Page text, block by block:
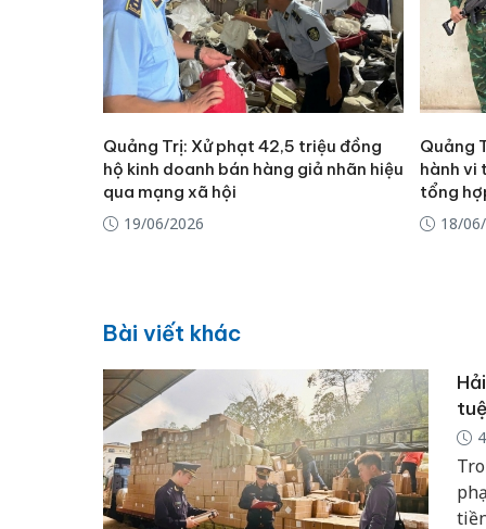
Quảng Trị: Xử phạt 42,5 triệu đồng
hộ kinh doanh bán hàng giả nhãn hiệu
qua mạng xã hội
19/06/2026
Quảng
hành vi
tổng
18/
Bài viết khác